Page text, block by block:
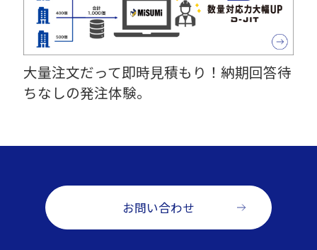
大量注文だって即時見積もり！納期回答待
ちなしの発注体験。
お問い合わせ